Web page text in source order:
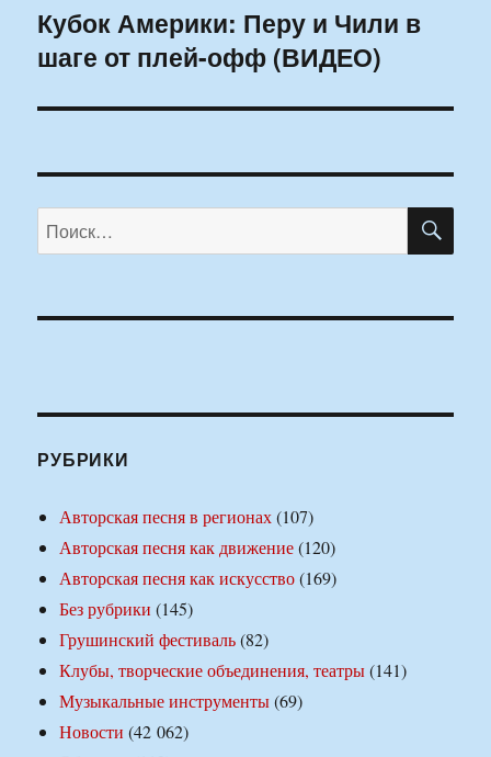
Следующая
запись:
Кубок Америки: Перу и Чили в
шаге от плей-офф (ВИДЕО)
Искать:
РУБРИКИ
Авторская песня в регионах(107)
Авторская песня как движение(120)
Авторская песня как искусство(169)
Без рубрики (145)
Грушинский фестиваль(82)
Клубы, творческие объединения, театры(141)
Музыкальные инструменты(69)
Новости (42 062)